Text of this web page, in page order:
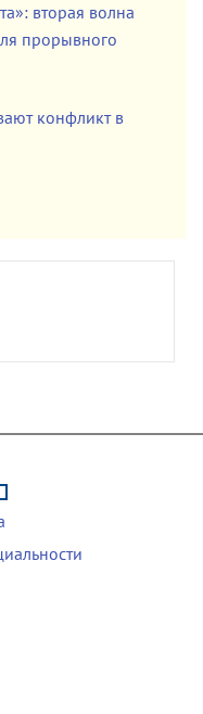
вторая волна
прорывного
конфликт в